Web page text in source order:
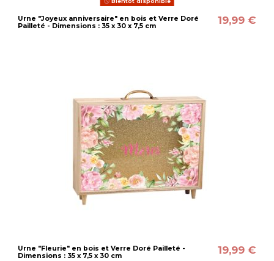
Urne "Joyeux anniversaire" en bois et Verre Doré
Pailleté - Dimensions : 35 x 30 x 7,5 cm
19,99 €
Urne "Fleurie" en bois et Verre Doré Pailleté -
Dimensions : 35 x 7,5 x 30 cm
19,99 €